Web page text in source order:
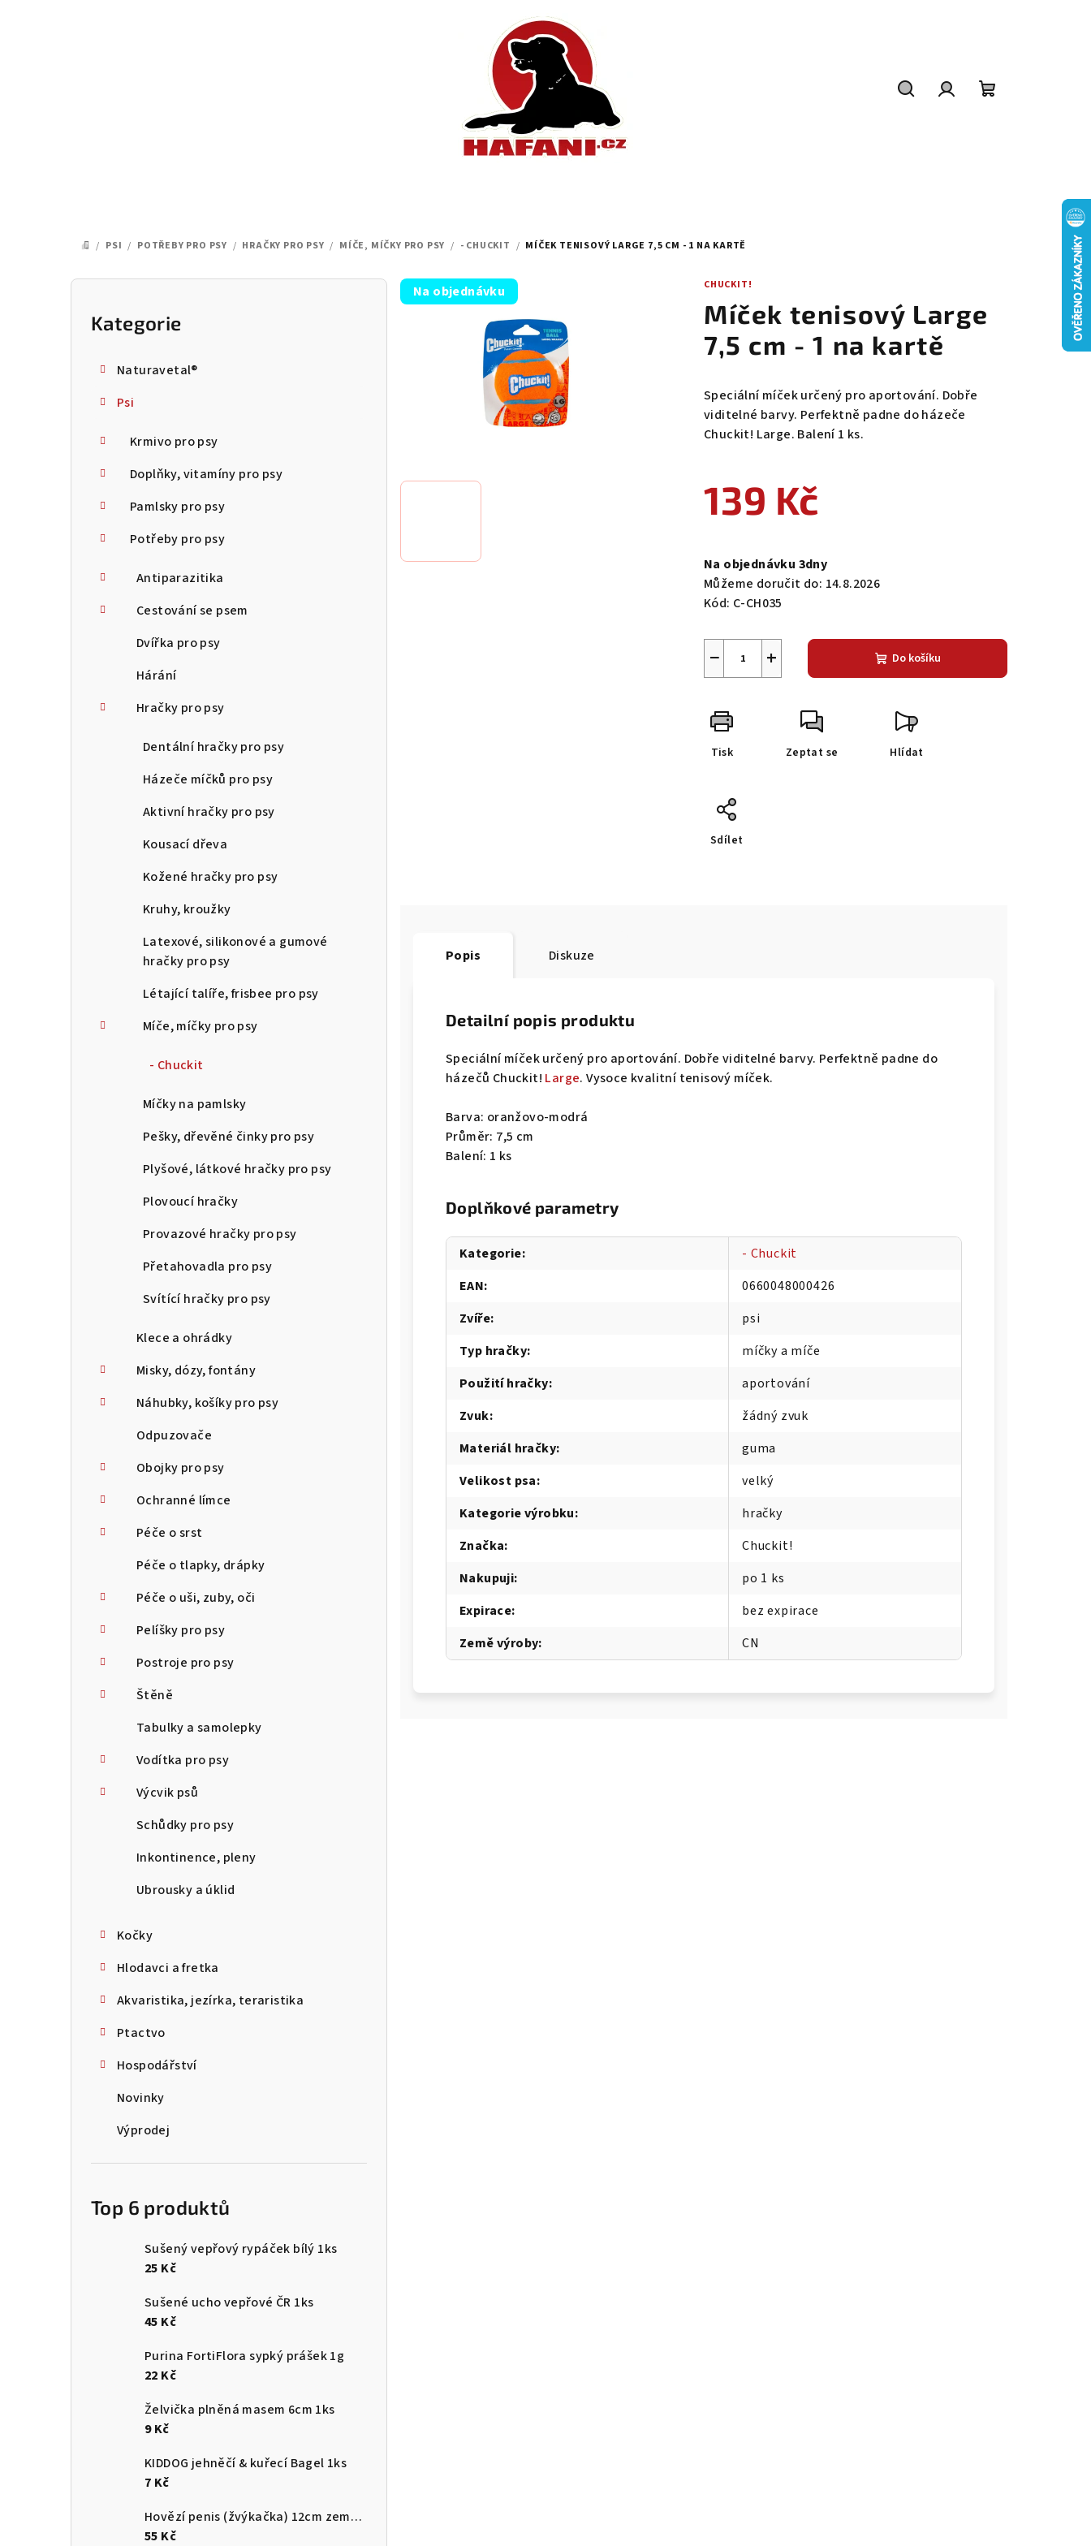
DOMŮ
/ PSI / POTŘEBY PRO PSY / HRAČKY PRO PSY / MÍČE, MÍČKY PRO PSY / - CHUCKIT / MÍČEK TENISOVÝ LARGE 7,5 CM - 1 NA KARTĚ
P
Přeskočit
kategorie
Kategorie
Naturavetal®
Psi
Krmivo pro psy
Doplňky, vitamíny pro psy
Pamlsky pro psy
Potřeby pro psy
Antiparazitika
Cestování se psem
Dvířka pro psy
Hárání
Hračky pro psy
Dentální hračky pro psy
Házeče míčků pro psy
Aktivní hračky pro psy
Kousací dřeva
Kožené hračky pro psy
Kruhy, kroužky
Latexové, silikonové a gumové
hračky pro psy
Létající talíře, frisbee pro psy
Míče, míčky pro psy
- Chuckit
Míčky na pamlsky
Pešky, dřevěné činky pro psy
Plyšové, látkové hračky pro psy
Plovoucí hračky
Provazové hračky pro psy
Přetahovadla pro psy
Svítící hračky pro psy
Klece a ohrádky
Misky, dózy, fontány
Náhubky, košíky pro psy
Odpuzovače
Obojky pro psy
Ochranné límce
Péče o srst
Péče o tlapky, drápky
Péče o uši, zuby, oči
Pelíšky pro psy
Postroje pro psy
Štěně
Tabulky a samolepky
Vodítka pro psy
Výcvik psů
Schůdky pro psy
Inkontinence, pleny
Ubrousky a úklid
Kočky
Hlodavci a fretka
Akvaristika, jezírka, teraristika
Ptactvo
Hospodářství
Novinky
Výprodej
Top 6 produktů
Sušený vepřový rypáček bílý 1ks
25 Kč
Sušené ucho vepřové ČR 1ks
45 Kč
Purina FortiFlora sypký prášek 1g
22 Kč
Želvička plněná masem 6cm 1ks
9 Kč
KIDDOG jehněčí & kuřecí Bagel 1ks
7 Kč
Hovězí penis (žvýkačka) 12cm země původu ČR
55 Kč
CHUCKIT!
Míček tenisový Large
7,5 cm - 1 na kartě
Speciální míček určený pro aportování. Dobře
viditelné barvy. Perfektně padne do házeče
Chuckit! Large. Balení 1 ks.
139 Kč
cena:
Na objednávku 3dny
Můžeme doručit do: 14.8.2026
Kód: C-CH035
+
− Do košíku
Tisk Zeptat se Hlídat
Sdílet
Na objednávku
Popis Diskuze
Detailní popis produktu
Speciální míček určený pro aportování. Dobře viditelné barvy. Perfektně padne do
házečů Chuckit! Large. Vysoce kvalitní tenisový míček.
Barva: oranžovo-modrá
Průměr: 7,5 cm
Balení: 1 ks
Doplňkové parametry
Kategorie:
- Chuckit
EAN:
0660048000426
Zvíře:
psi
Typ hračky:
míčky a míče
Použití hračky:
aportování
Zvuk:
žádný zvuk
Materiál hračky:
guma
Velikost psa:
velký
Kategorie výrobku:
hračky
Značka:
Chuckit!
Nakupuji:
po 1 ks
Expirace:
bez expirace
Země výroby: CN